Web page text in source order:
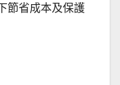
節省成本及保護